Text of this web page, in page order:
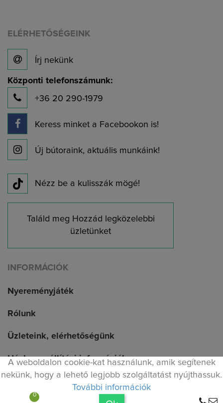
0
ELÉRHETŐSÉGEINK
Írj nekünk
Központi telefonszámunk:
+36 20 290-1979
Keress minket a Facebookon is!
Új bútoraink, aktuális munkáink!
Nézz be a kulisszák mögé!
Találd meg Hozzád legközelebbi
üzletünket
INFORMÁCIÓK
Nyereményjáték
Rólunk
Üzleteink, elérhetőségünk
Házhoz szállítási információk
Vásárlási információk
A weboldalon cookie-kat használunk, amik segítenek
nekünk, hogy a lehető legjobb szolgáltatást nyújthassuk.
További információk